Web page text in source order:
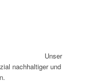
Unser
nachhaltiger und